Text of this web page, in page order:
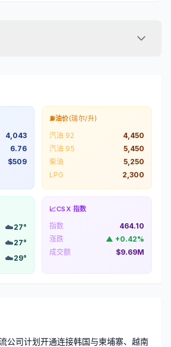
4,043
6.76
$509
⛽油价(瑞尔/升)
汽油 92
4,450
汽油 95
5,450
柴油
5,250
LPG
2,300
☁️27°
☁️27°
☁️29°
📈CSX 指数
指数
464.10
涨跌
▲ +0.42%
成交额
$9.69M
公司计划开通连接韩国与柬埔寨、越南